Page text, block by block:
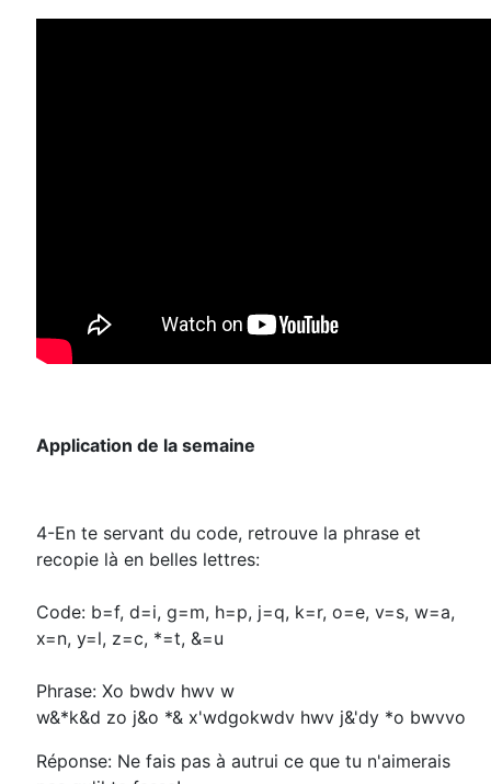
Application de la semaine
4-En te servant du code, retrouve la phrase et
recopie là en belles lettres:
Code: b=f, d=i, g=m, h=p, j=q, k=r, o=e, v=s, w=a,
x=n, y=l, z=c, *=t, &=u
Phrase: Xo bwdv hwv w
w&*k&d zo j&o *& x'wdgokwdv hwv j&'dy *o bwvvo
Réponse: Ne fais pas à autrui ce que tu n'aimerais